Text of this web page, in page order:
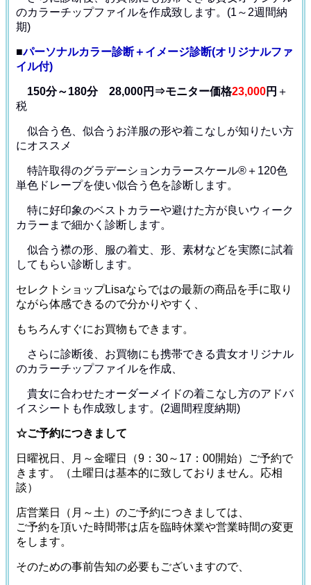
のカラーチップファイルを作成致します。(1～2週間納
期)
■パーソナルカラー診断＋イメージ診断(オリジナルファ
イル付)
150分～180分 28,000円⇒モニター価格23,000円 ＋
税
似合う色、似合うお洋服の形や着こなしが知りたい方
にオススメ
特許取得のグラデーションカラースケール®＋120色
単色ドレープを使い似合う色を診断します。
特に好印象のベストカラーや避けた方が良いウィーク
カラー まで細かく診断します。
似合う襟の形、服の着丈、形、素材などを実際に試着
してもらい診断します。
セレクトショップLisaならではの最新の商品を手に取り
ながら体感できるので分かりやすく、
もちろんすぐにお買物もできます。
さらに診断後、お買物にも携帯できる貴女オリジナル
のカラーチップファイルを作成、
貴女に合わせたオーダーメイドの着こなし方のアドバ
イス シートも作成致します。(2週間程度納期)
☆ご予約につきまして
日曜祝日、月～金曜日（9：30～17：00開始）ご予約で
きます。（土曜日は基本的に致しておりません。応相
談）
店営業日（月～土）のご予約につきましては、
ご予約を頂いた時間帯は店を臨時休業や営業時間の変更
をします。
そのための事前告知の必要もございますので、